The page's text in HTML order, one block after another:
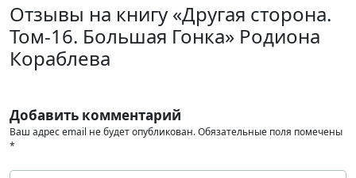
Отзывы на книгу «Другая сторона.
Том-16. Большая Гонка» Родиона
Кораблева
Добавить комментарий
Ваш адрес email не будет опубликован.Обязательные поля помечены
*